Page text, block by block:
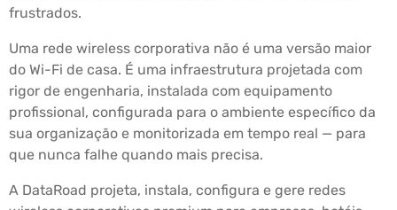
frustrados.
Uma rede wireless corporativa não é uma versão maior
do Wi-Fi de casa. É uma infraestrutura projetada com
rigor de engenharia, instalada com equipamento
profissional, configurada para o ambiente específico da
sua organização e monitorizada em tempo real — para
que nunca falhe quando mais precisa.
A DataRoad projeta, instala, configura e gere redes